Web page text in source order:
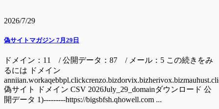
2026/7/29
偽サイトマガジン 7月29日
ドメイン：11 / 公開データ：87 / メール：5 この続きをみ
るには ドメイン
偽サイト ドメイン CSV 2026July_29_domainダウンロード 公
開データ 1)---------https://bigsbfsh.qhowell.com ...